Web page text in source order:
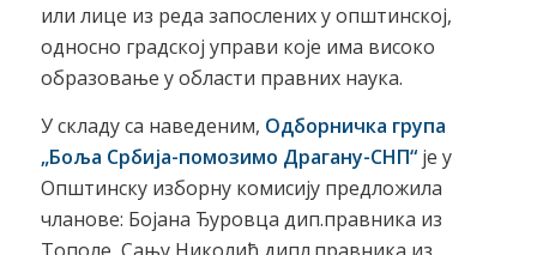
или лице из реда запослених у општинској,
односно градској управи које има високо
образовање у области правних наука.
У складу са наведеним, Одборничка група
„Боља Србија-помозимо Драгану-СНП“ је у
Општинску изборну комисију предложила
чланове: Бојана Ђуровца дип.правника из
Тополе, Сању Николић дипл.правника из